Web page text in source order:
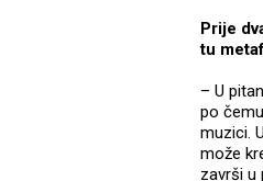
Prije
tu
– U
po
muzici.
može
završi u